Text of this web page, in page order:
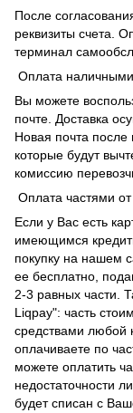
После
реквизиты счета.
терминал
Оплата наличными
Вы можете
почте. Доставка
Новая почта
которые будут
комиссию
Оплата частями
Если у Вас есть
имеющимся
покупку на нашем
ее бесплатно,
2-3 равных части.
Liqpay": часть
средствами любой
оплачиваете по
можете оплатить
недостаточности
будет списан с